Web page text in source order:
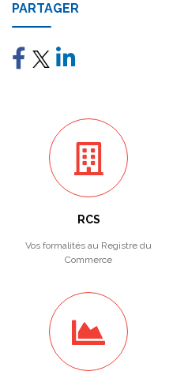
PARTAGER
RCS
Vos formalités au Registre du
Commerce